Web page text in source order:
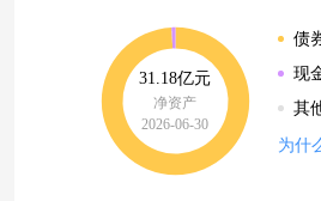
31.18亿元
净资产
2026-06-30
债
现
其
为什